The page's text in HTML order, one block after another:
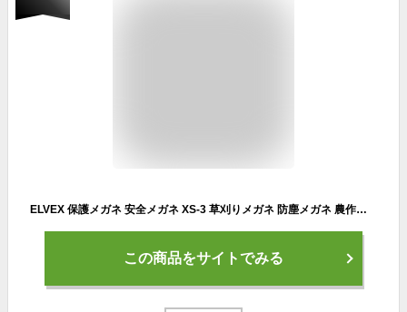
ELVEX 保護メガネ 安全メガネ XS-3 草刈りメガネ 防塵メガネ 農作業 サングラス UV 作業用 草刈り メガネ ズレ防止 軽量 チェンソー 防護メガネ サイクリング ランニング スポーツサングラス シューティンググラス サムライレジェンド
この商品をサイトでみる